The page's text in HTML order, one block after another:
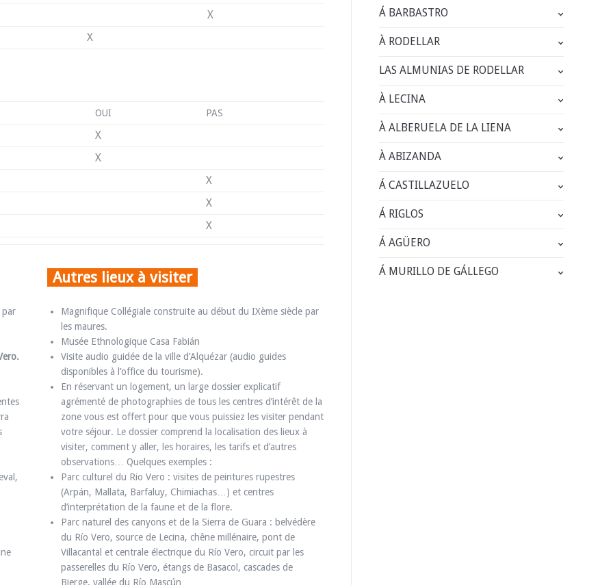
X
X
OUI PAS
X
X
X
X
X
par
Autres lieux à visiter
Magnifique Collégiale construite au début du IXème siècle par
les maures.
Musée Ethnologique Casa Fabián
Visite audio guidée de la ville d’Alquézar (audio guides
disponibles à l’office du tourisme).
En réservant un logement, un large dossier explicatif
agrémenté de photographies de tous les centres d’intérêt de la
zone vous est offert pour que vous puissiez les visiter pendant
votre séjour. Le dossier comprend la localisation des lieux à
visiter, comment y aller, les horaires, les tarifs et d’autres
observations… Quelques exemples :
Parc culturel du Rio Vero : visites de peintures rupestres
(Arpán, Mallata, Barfaluy, Chimiachas…) et centres
d’interprétation de la faune et de la flore.
Parc naturel des canyons et de la Sierra de Guara : belvédère
du Río Vero, source de Lecina, chêne millénaire, pont de
Villacantal et centrale électrique du Río Vero, circuit par les
passerelles du Río Vero, étangs de Basacol, cascades de
Bierge, vallée du Río Mascún…
Á BARBASTRO
À RODELLAR
LAS ALMUNIAS DE RODELLAR
À LECINA
À ALBERUELA DE LA LIENA
À ABIZANDA
Á CASTILLAZUELO
Á RIGLOS
Á AGÜERO
Á MURILLO DE GÁLLEGO